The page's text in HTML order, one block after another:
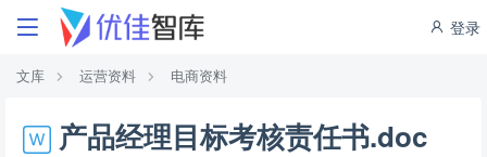
登录
文库 运营资料 电商资料
产品经理目标考核责任书.doc